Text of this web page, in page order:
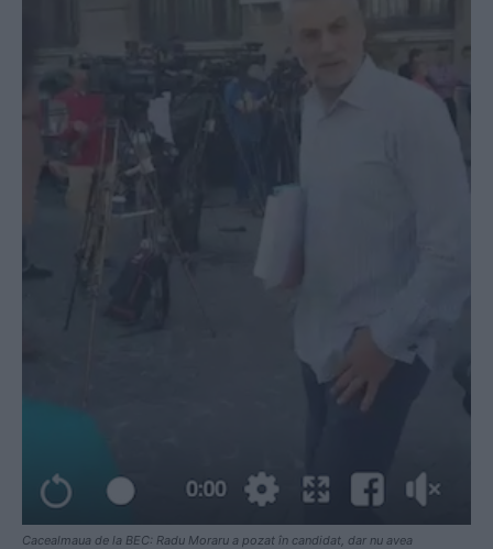
Cacealmaua de la BEC: Radu Moraru a pozat în candidat, dar nu avea